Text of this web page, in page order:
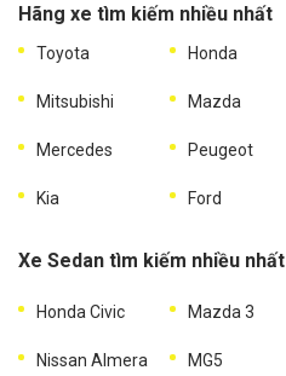
Hãng xe tìm kiếm nhiều nhất
Toyota Honda
Mitsubishi Mazda
Mercedes Peugeot
Kia Ford
Xe Sedan tìm kiếm nhiều nhất
Honda Civic Mazda 3
Nissan Almera MG5